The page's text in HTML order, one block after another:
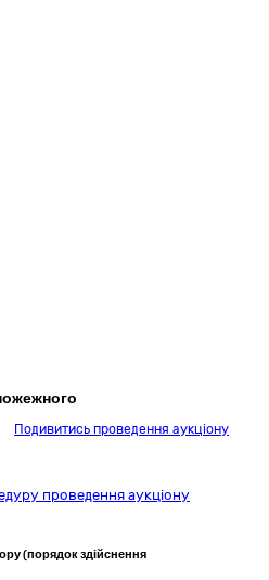
Подивитись проведення аукціону
проведення аукціону
(порядок здійснення